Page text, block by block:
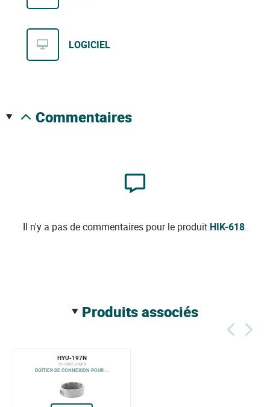
LOGICIEL
commentaires
Il n'y a pas de commentaires pour le produit HIK-618.
produits associés
HYU-197N
DS-1280ZJ-DM18
BOÎTIER DE CONNEXION POUR ...